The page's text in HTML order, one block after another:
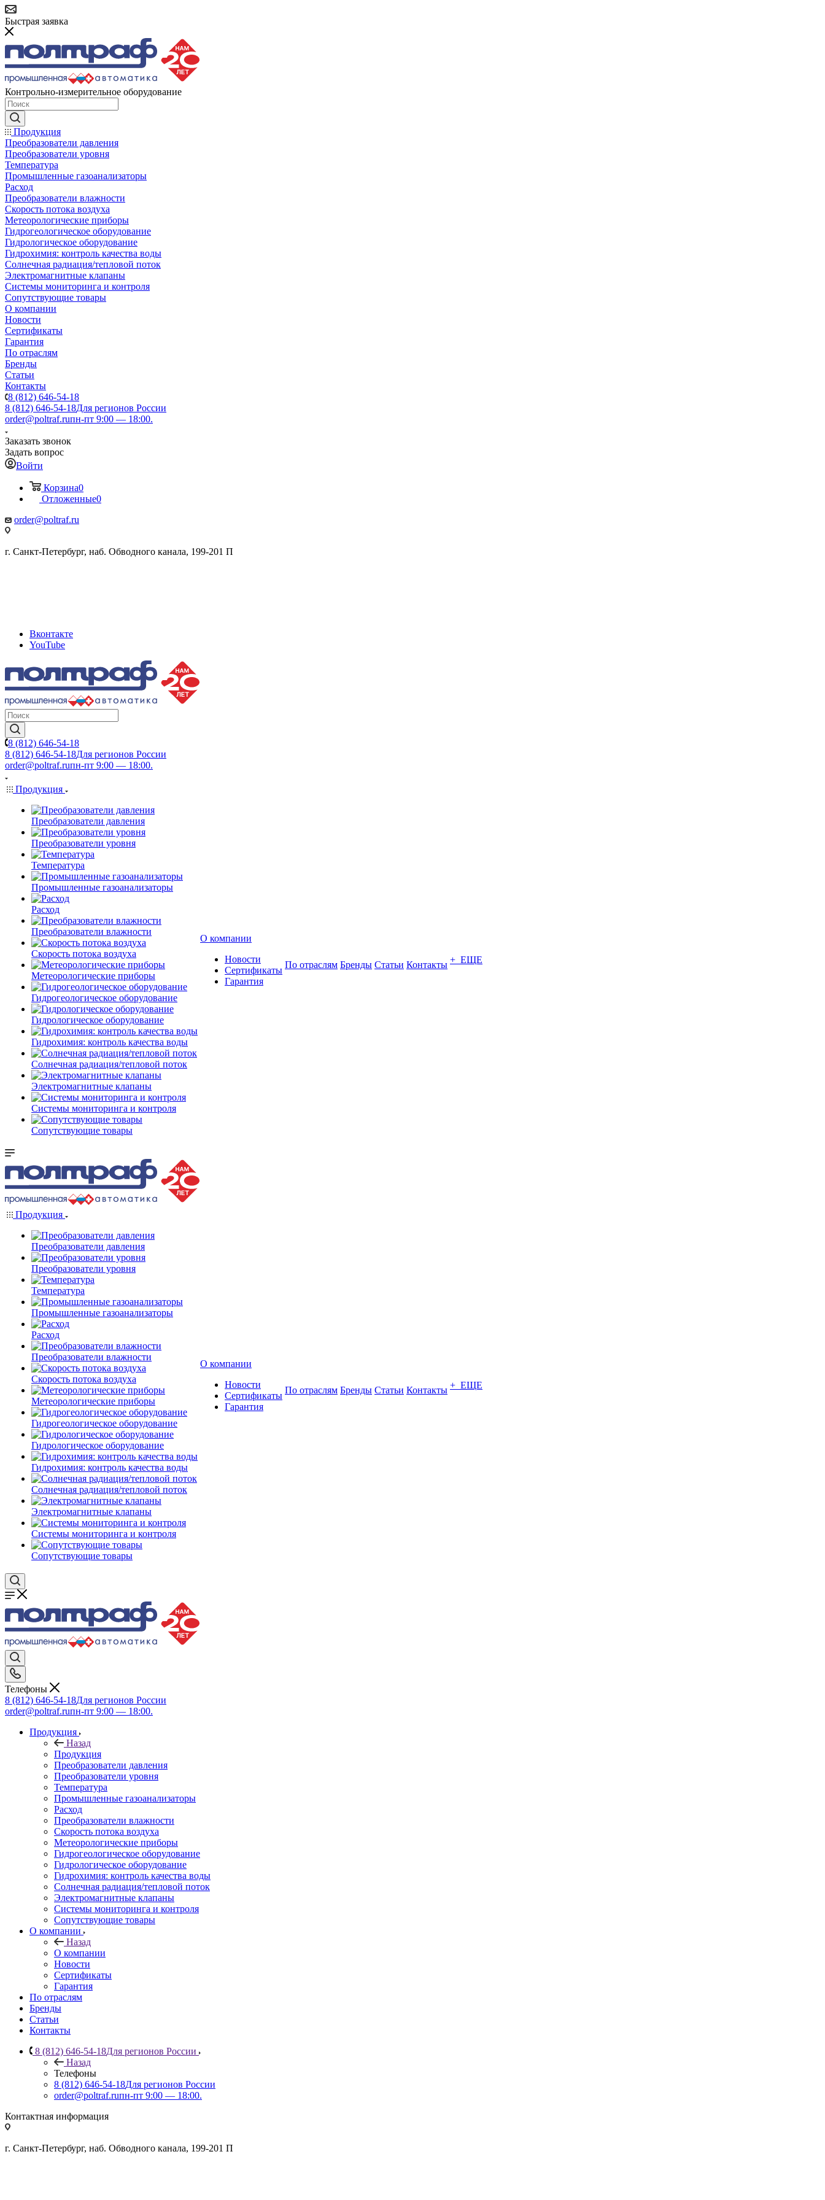
Быстрая заявка
Контрольно-измерительное оборудование
Продукция
Преобразователи давления
Преобразователи уровня
Температура
Промышленные газоанализаторы
Расход
Преобразователи влажности
Скорость потока воздуха
Метеорологические приборы
Гидрогеологическое оборудование
Гидрологическое оборудование
Гидрохимия: контроль качества воды
Солнечная радиация/тепловой поток
Электромагнитные клапаны
Системы мониторинга и контроля
Сопутствующие товары
О компании
Новости
Сертификаты
Гарантия
По отраслям
Бренды
Статьи
Контакты
8 (812) 646-54-18
8 (812) 646-54-18Для регионов России
order@poltraf.ruпн-пт 9:00 — 18:00.
Заказать звонок
Задать вопрос
Войти
Корзина0
Отложенные0
order@poltraf.ru
г. Санкт-Петербург, наб. Обводного канала, 199-201 П
Вконтакте
YouTube
8 (812) 646-54-18
8 (812) 646-54-18Для регионов России
order@poltraf.ruпн-пт 9:00 — 18:00.
Продукция
Преобразователи давления
Преобразователи уровня
Температура
Промышленные газоанализаторы
Расход
Преобразователи влажности
Скорость потока воздуха
Метеорологические приборы
Гидрогеологическое оборудование
Гидрологическое оборудование
Гидрохимия: контроль качества воды
Солнечная радиация/тепловой поток
Электромагнитные клапаны
Системы мониторинга и контроля
Сопутствующие товары
О компании
Новости
Сертификаты
Гарантия
По отраслям Бренды Статьи Контакты + ЕЩЕ
Продукция
Преобразователи давления
Преобразователи уровня
Температура
Промышленные газоанализаторы
Расход
Преобразователи влажности
Скорость потока воздуха
Метеорологические приборы
Гидрогеологическое оборудование
Гидрологическое оборудование
Гидрохимия: контроль качества воды
Солнечная радиация/тепловой поток
Электромагнитные клапаны
Системы мониторинга и контроля
Сопутствующие товары
О компании
Новости
Сертификаты
Гарантия
По отраслям Бренды Статьи Контакты + ЕЩЕ
Телефоны
8 (812) 646-54-18Для регионов России
order@poltraf.ruпн-пт 9:00 — 18:00.
Продукция
Назад
Продукция
Преобразователи давления
Преобразователи уровня
Температура
Промышленные газоанализаторы
Расход
Преобразователи влажности
Скорость потока воздуха
Метеорологические приборы
Гидрогеологическое оборудование
Гидрологическое оборудование
Гидрохимия: контроль качества воды
Солнечная радиация/тепловой поток
Электромагнитные клапаны
Системы мониторинга и контроля
Сопутствующие товары
О компании
Назад
О компании
Новости
Сертификаты
Гарантия
По отраслям
Бренды
Статьи
Контакты
8 (812) 646-54-18Для регионов России
Назад
Телефоны
8 (812) 646-54-18Для регионов России
order@poltraf.ruпн-пт 9:00 — 18:00.
Контактная информация
г. Санкт-Петербург, наб. Обводного канала, 199-201 П